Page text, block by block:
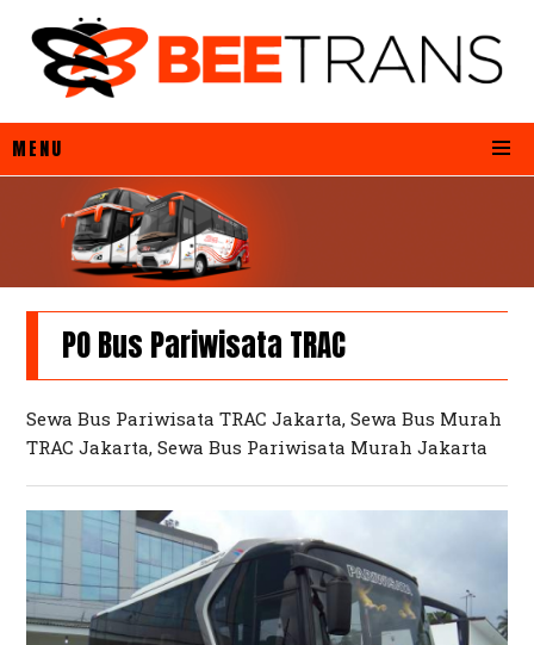
MENU
PO Bus Pariwisata TRAC
Sewa Bus Pariwisata TRAC Jakarta, Sewa Bus Murah
TRAC Jakarta, Sewa Bus Pariwisata Murah Jakarta